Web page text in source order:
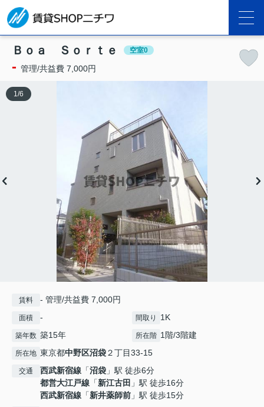
Ｂｏａ Ｓｏｒｔｅ 空室0
- 管理/共益費 7,000円
1 /6
賃料 - 管理/共益費 7,000円
面積 - 間取り 1K
築年数 築15年 所在階 1階/3階建
所在地 東京都中野区沼袋２丁目33-15
交通 西武新宿線 「沼袋 」駅 徒歩6分
都営大江戸線 「新江古田 」駅 徒歩16分
西武新宿線 「新井薬師前 」駅 徒歩15分